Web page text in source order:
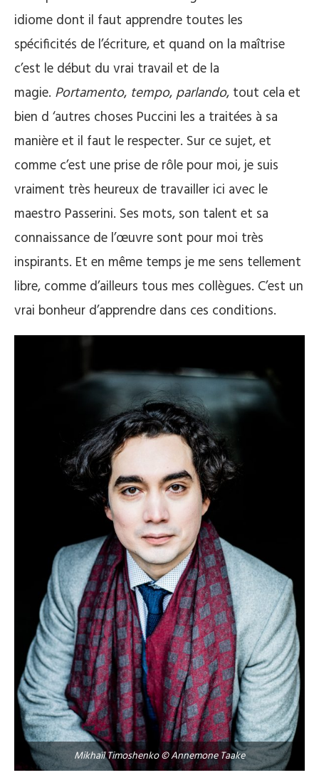
idiome dont il faut apprendre toutes les
spécificités de l’écriture, et quand on la maîtrise
c’est le début du vrai travail et de la
magie. Portamento, tempo,parlando, tout cela et
bien d ‘autres choses Puccini les a traitées à sa
manière et il faut le respecter. Sur ce sujet, et
comme c’est une prise de rôle pour moi, je suis
vraiment très heureux de travailler ici avec le
maestro Passerini. Ses mots, son talent et sa
connaissance de l’œuvre sont pour moi très
inspirants. Et en même temps je me sens tellement
libre, comme d’ailleurs tous mes collègues. C’est un
vrai bonheur d’apprendre dans ces conditions.
Mikhaïl Timoshenko © Annemone Taake